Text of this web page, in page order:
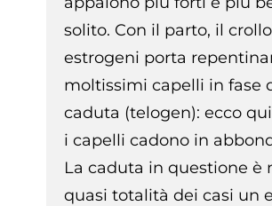
solito. Con il parto, il
estrogeni porta
moltissimi capelli in fase
caduta (telogen): ecco
i capelli cadono in
La caduta in questione è
quasi totalità dei casi un